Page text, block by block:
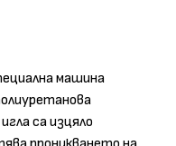
машина
са изцяло